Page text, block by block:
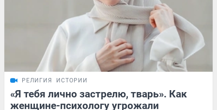
РЕЛИГИЯ ИСТОРИИ
«Я тебя лично застрелю, тварь». Как
женщине-психологу угрожали